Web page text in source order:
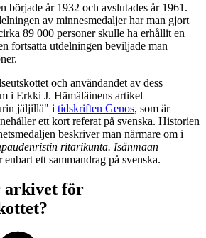
började år 1932 och avslutades år 1961.
av minnesmedaljer har man gjort
89 000 personer skulle ha erhållit en
fortsatta utdelningen beviljade man
och användandet av dess
i Erkki J. Hämäläinens artikel
jäljillä" i tidskriften Genos, som är
ett kort referat på svenska. Historien
beskriver man närmare om i
ritarikunta. Isänmaan
enbart ett sammandrag på svenska.
arkivet för